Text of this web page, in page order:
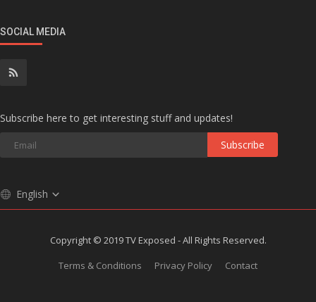
SOCIAL MEDIA
Subscribe here to get interesting stuff and updates!
Subscribe
English
Copyright © 2019 TV Exposed - All Rights Reserved.
Terms & Conditions
Privacy Policy Contact